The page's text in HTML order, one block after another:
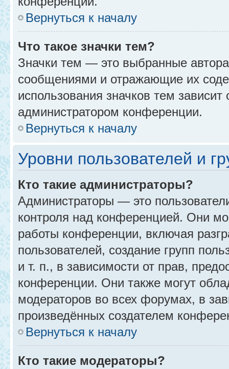
Вернуться к началу
Что такое значки тем?
Значки тем — это выбранные
сообщениями и отражающие их
использования значков тем
администратором конференции.
Вернуться к началу
Уровни пользователей и
Кто такие администраторы?
Администраторы — это
контроля над конференцией. Они
работы конференции, включая
пользователей, создание групп
и т. п., в зависимости от прав,
конференции. Они также могут
модераторов во всех форумах, в
произведённых создателем
Вернуться к началу
Кто такие модераторы?